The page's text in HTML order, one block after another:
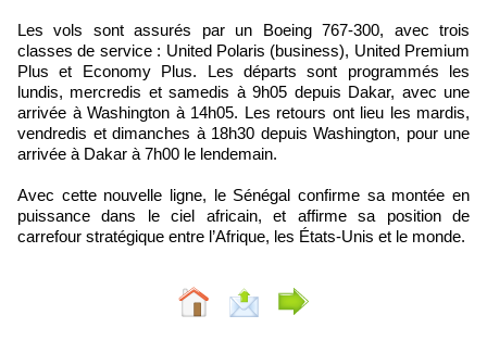
Les vols sont assurés par un Boeing 767-300, avec trois
classes de service : United Polaris (business), United Premium
Plus et Economy Plus. Les départs sont programmés les
lundis, mercredis et samedis à 9h05 depuis Dakar, avec une
arrivée à Washington à 14h05. Les retours ont lieu les mardis,
vendredis et dimanches à 18h30 depuis Washington, pour une
arrivée à Dakar à 7h00 le lendemain.
Avec cette nouvelle ligne, le Sénégal confirme sa montée en
puissance dans le ciel africain, et affirme sa position de
carrefour stratégique entre l’Afrique, les États-Unis et le monde.